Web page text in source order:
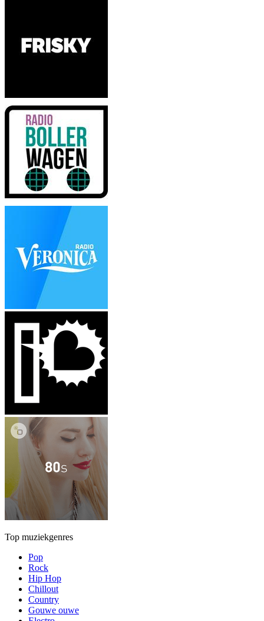
Top muziekgenres
Pop
Rock
Hip Hop
Chillout
Country
Gouwe ouwe